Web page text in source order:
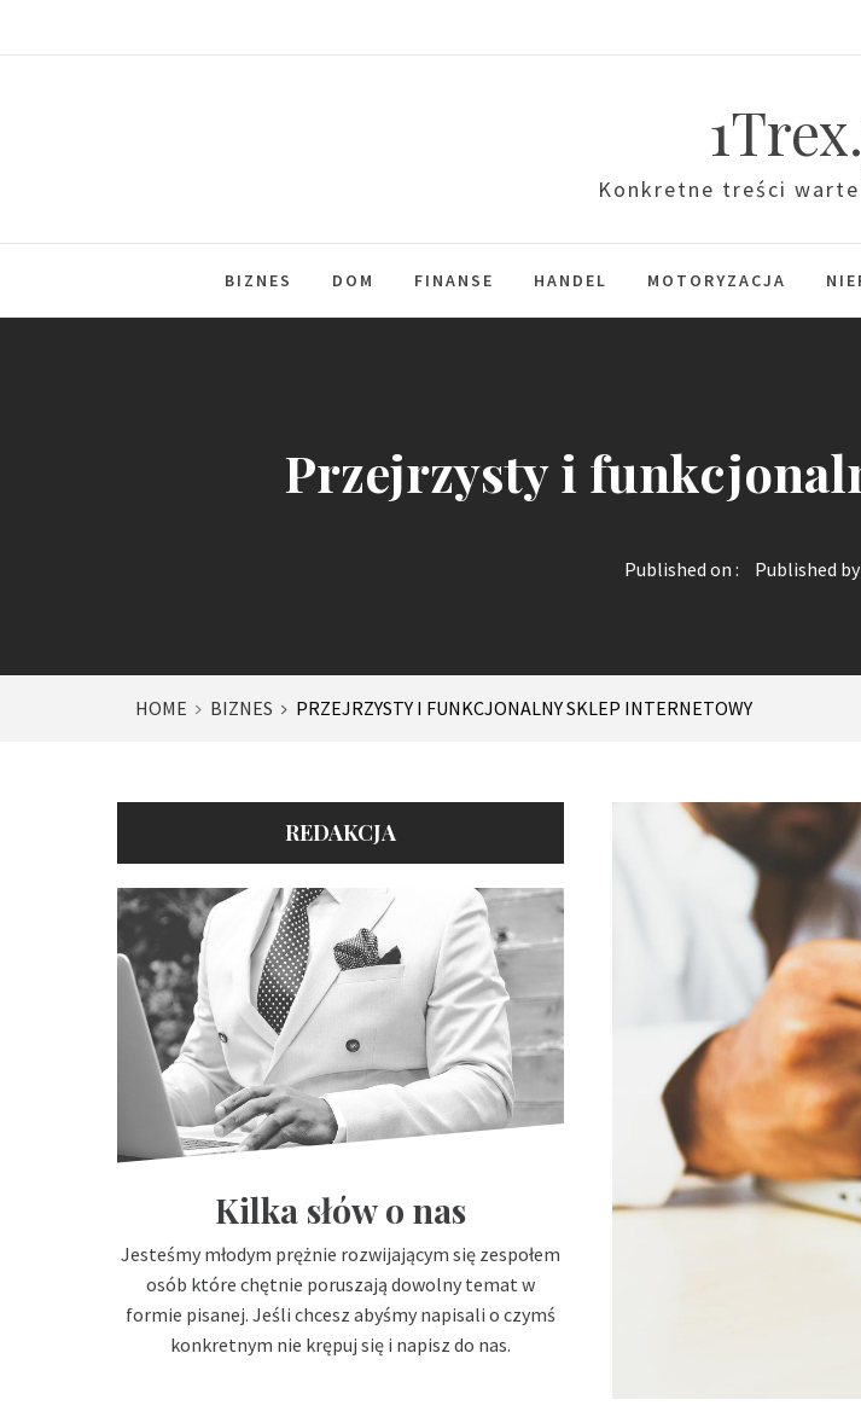
Konkretne treści
BIZNES DOM FINANSE HANDEL MOTORYZACJA
Przejrzysty i
Published on : Published by
HOME BIZNES PRZEJRZYSTY I FUNKCJONALNY SKLEP INTERNETOWY
REDAKCJA
Kilka słów o nas
Jesteśmy młodym prężnie rozwijającym się zespołem
osób które chętnie poruszają dowolny temat w
formie pisanej. Jeśli chcesz abyśmy napisali o czymś
konkretnym nie krępuj się i napisz do nas.